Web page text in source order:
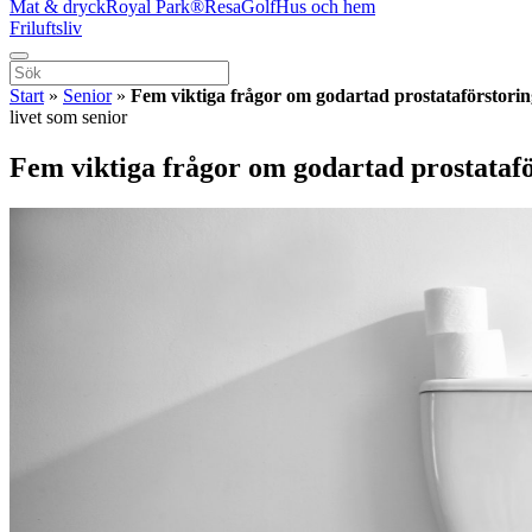
Mat & dryckRoyal Park®ResaGolfHus och hem
Friluftsliv
Start » Senior» Fem viktiga frågor om godartad
livet som senior
Fem viktiga frågor om godartad